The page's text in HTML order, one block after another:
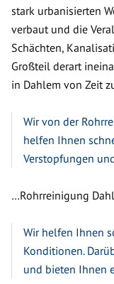
stark urbanisierten
verbaut und die
Schächten,
Großteil derart
in Dahlem von Zeit
Wir von der
helfen Ihnen
Verstopfungen
…Rohrreinigung
Wir helfen Ihnen
Konditionen.
und bieten Ihnen